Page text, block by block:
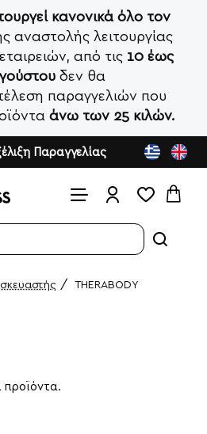
κανονικά όλο τον
αναστολής λειτουργίας
από τις 10 έως
δεν θα
παραγγελιών που
άνω των 25 κιλών.
Παραγγελίας
THERABODY
προϊόντα.